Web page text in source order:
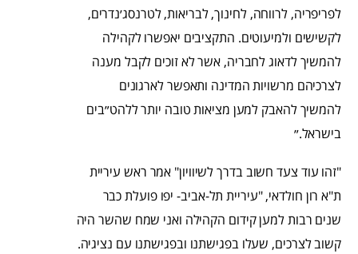
לפריפריה, לרווחה, לחינוך, לבריאות, לטרנסג׳נדרים,
לקשישים ולמיעוטים. התקציבים יאפשרו לקהילה
להמשיך לדאוג לחבריה, אשר לא זוכים לקבל מענה
לצרכיהם מרשויות המדינה ותאפשר לארגונים
להמשיך להאבק למען מציאות טובה יותר ללהט״בים
בישראל.״
"זהו עוד צעד חשוב בדרך לשיוויון" אמר ראש עיריית
ת"א רון חולדאי, "עיריית תל-אביב- יפו פועלת כבר
שנים רבות למען קידום הקהילה ואני שמח שהשר היה
קשוב לצרכים, שעלו בפגישתנו ובפגישתנו עם נציגיה.